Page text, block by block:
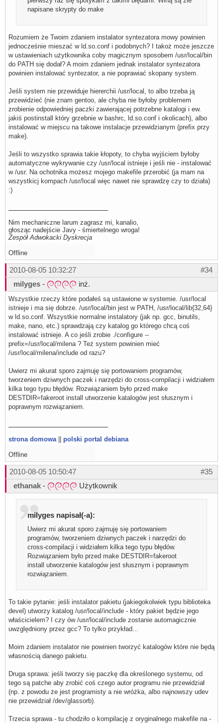
napisane skrypty do make
Rozumiem że Twoim zdaniem instalator syntezatora mowy powinien
jednocześnie mieszać w ld.so.conf i podobnych? I takoż może jeszcze
w ustawieniach użytkownika coby magicznym sposobem /usr/local/bin
do PATH się dodał? A moim zdaniem jednak instalator syntezatora
powinien instalować syntezator, a nie poprawiać skopany system.
Jeśli system nie przewiduje hiererchii /usr/local, to albo trzeba ją
przewidzieć (nie znam gentoo, ale chyba nie byłoby problemem
zrobienie odpowiedniej paczki zawierającej potrzebne katalogi i ew.
jakiś postinstall który grzebnie w bashrc, ld.so.conf i okolicach), albo
instalować w miejscu na takowe instalacje przewidzianym (prefix przy
make).
Jeśli to wszystko sprawia takie kłopoty, to chyba wyjściem byłoby
automatyczne wykrywanie czy /usr/local istnieje i jeśli nie - instalować
w /usr. Na ochotnika możesz mojego makefile przerobić (ja mam na
wszystkicj kompach /usr/local więc nawet nie sprawdzę czy to działa)
:)
Nim mechaniczne larum zagrasz mi, kanalio,
głosząc nadejście Javy - śmiertelnego wroga!
Zespół Adwokacki Dyskrecja
Offline
#34
2010-08-05 10:32:27
milyges - inż.
Wszystkie rzeczy które podałeś są ustawione w systemie. /usr/local
istnieje i ma się dobrze. /usr/local/bin jest w PATH, /usr/local/lib{32,64}
w ld.so.conf. Wszystkie normalne instalatory (jak np. gcc, binutils,
make, nano, etc.) sprawdzają czy katalog go którego chcą coś
instalować istnieje. A co jeśli zrobie ./configure --
prefix=/usr/local/milena ? Też system powinien mieć
/usr/local/milena/include od razu?
Uwierz mi akurat sporo zajmuję się portowaniem programów,
tworzeniem dziwnych paczek i narzędzi do cross-compilacji i widziałem
kilka tego typu błędów. Rozwiązaniem było przed make
DESTDIR=fakeroot install utworzenie katalogów jest słusznym i
poprawnym rozwiązaniem.
strona domowa|| polski portal debiana
Offline
#35
2010-08-05 10:50:47
ethanak - Użytkownik
milyges napisał(-a):
Uwierz mi akurat sporo zajmuję się portowaniem
programów, tworzeniem dziwnych paczek i narzędzi do
cross-compilacji i widziałem kilka tego typu błędów.
Rozwiązaniem było przed make DESTDIR=fakeroot
install utworzenie katalogów jest słusznym i poprawnym
rozwiązaniem.
To takie pytanie: jeśli instalator pakietu (jakiegokolwiek typu biblioteka
devel) utworzy katalog /usr/local/include - który pakiet będzie jego
właścicielem? I czy ów /usr/local/include zostanie automagicznie
uwzględniony przez gcc? To tylko przykład...
Moim zdaniem instalator nie powinien tworzyć katalogów które nie będą
własnością danego pakietu.
Druga sprawa: jeśli tworzy się paczkę dla określonego systemu, od
tego są patche aby zrobić coś czego autor programu nie przewidział
(np. z powodu że jest programisty a nie wróżka, albo najnowszy udev
nie przewidział /dev/glassorb).
Trzecia sprawa - tu chodziło o kompilację z oryginalnego makefile na -